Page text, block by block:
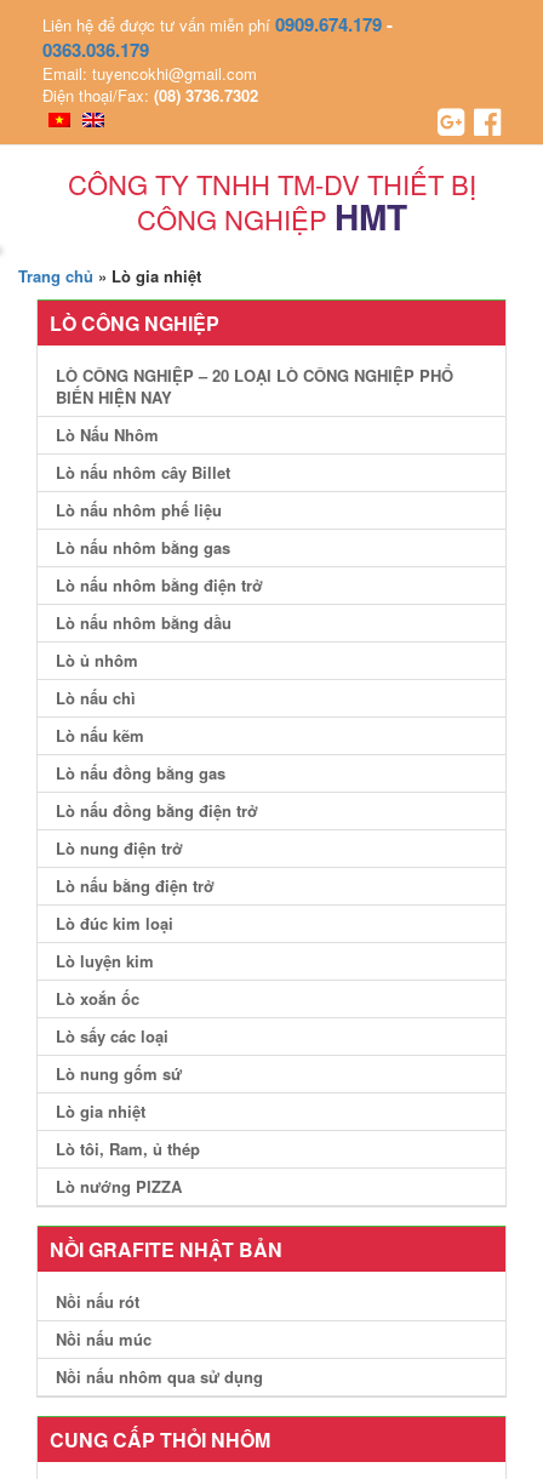
Liên hệ để được tư vấn miễn phí 0909.674.179-
0363.036.179
Email: tuyencokhi@gmail.com
Điện thoại/Fax: (08) 3736.7302
CÔNG TY TNHH TM-DV THIẾT BỊ
CÔNG NGHIỆP HMT
Trang chủ » Lò gia nhiệt
LÒ CÔNG NGHIỆP
LÒ CÔNG NGHIỆP – 20 LOẠI LÒ CÔNG NGHIỆP PHỔ
BIẾN HIỆN NAY
Lò Nấu Nhôm
Lò nấu nhôm cây Billet
Lò nấu nhôm phế liệu
Lò nấu nhôm bằng gas
Lò nấu nhôm bằng điện trở
Lò nấu nhôm bằng dầu
Lò ủ nhôm
Lò nấu chì
Lò nấu kẽm
Lò nấu đồng bằng gas
Lò nấu đồng bằng điện trở
Lò nung điện trở
Lò nấu bằng điện trở
Lò đúc kim loại
Lò luyện kim
Lò xoắn ốc
Lò sấy các loại
Lò nung gốm sứ
Lò gia nhiệt
Lò tôi, Ram, ủ thép
Lò nướng PIZZA
NỒI GRAFITE NHẬT BẢN
Nồi nấu rót
Nồi nấu múc
Nồi nấu nhôm qua sử dụng
CUNG CẤP THỎI NHÔM